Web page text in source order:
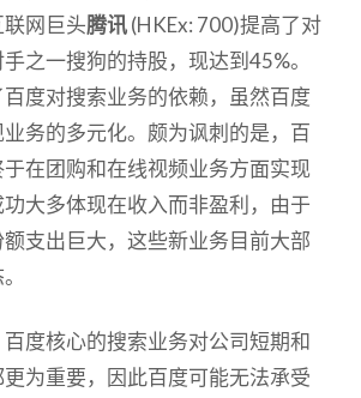
网巨头腾讯(HKEx: 700)提高了对
之一搜狗的持股，现达到45%。
度对搜索业务的依赖，虽然百度
务的多元化。颇为讽刺的是，百
在团购和在线视频业务方面实现
大多体现在收入而非盈利，由于
支出巨大，这些新业务目前大部
度核心的搜索业务对公司短期和
为重要，因此百度可能无法承受